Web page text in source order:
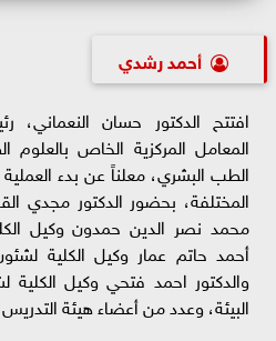
أحمد رشدي
افتتح الدكتور حسان
المعامل المركزية الخاص بالعلوم
الطب البشري، معلناً عن بدء العملية
المختلفة، بحضور الدكتور مجدي
محمد نصر الدين حمدون وكيل
أحمد حاتم عمار وكيل الكلية
والدكتور احمد فتحي وكيل الكلية
البيئة، وعدد من أعضاء هيئة